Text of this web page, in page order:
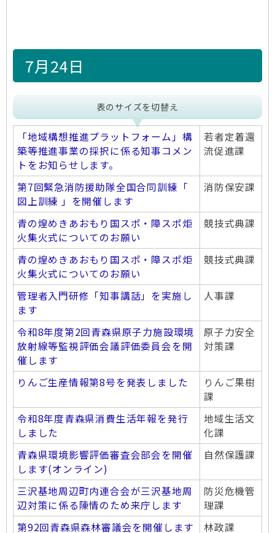
7月24日
表のサイズを切替え
「地域構想推進プラットフォーム」構
築等推進事業の採択に係る知事コメン
トをお知らせします。
若者定着還
流促進課
第7回緊急消防援助隊全国合同訓練「
図上訓練 」を開催します
消防保安課
青の煌めきあおもり国スポ・障スポ炬
火集火式についてのお願い
競技式典課
青の煌めきあおもり国スポ・障スポ炬
火集火式についてのお願い
競技式典課
管理者入門研修「知事講話」を実施し
ます
人事課
令和8年度第2回青森県原子力施設環境
放射線等監視評価会議評価委員会を開
催します
原子力安全
対策課
りんご生産情報第8号を発表しました
りんご果樹
課
令和8年度青森県消費生活年報を発行
しました
地域生活文
化課
青森県環境影響評価審査会部会を開催
します(オンライン)
自然保護課
三沢基地周辺町内連合会が三沢基地周
辺対策に係る陳情のため来庁します
防災危機管
理課
第92回青森県森林審議会を開催します
林政課